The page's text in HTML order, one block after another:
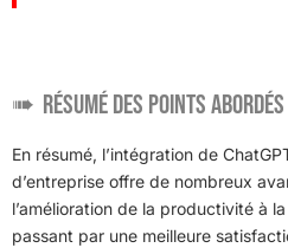
Résumé des points abordés
En résumé, l’intégration de
d’entreprise offre de nombreux
l’amélioration de la productivité à
passant par une meilleure